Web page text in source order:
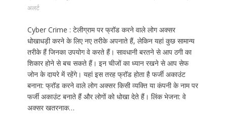
अलर्ट
Cyber Crime : टेलीग्राम पर फ्रॉड करने वाले लोग अक्सर
धोखाधड़ी करने के लिए नए तरीके अपनाते हैं, लेकिन यहां कुछ सामान्य
तरीके हैं जिनका उपयोग वे करते हैं। सावधानी बरतने से आप ठगी का
शिकार होने से बच सकते हैं। इन चीजों का ध्यान रखने से आप सेफ
जोन के दायरे में रहेंगे। यहां इस तरह फ्रॉड होता है फर्जी अकाउंट
बनाना: फ्रॉड करने वाले लोग अक्सर किसी व्यक्ति या कंपनी के नाम पर
फर्जी अकाउंट बनाते हैं और लोगों को धोखा देते हैं। लिंक भेजना: वे
अक्सर खतरनाक…